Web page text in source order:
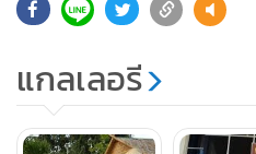
ขณะเดียวกัน ลุงจรูญ เตรียมที่จ
ด้วย ครูปรีชา เจ๊บ้าบิ่น เจ๊พัช เจ๊เ
อีกหรือไม่นั้นจะต้องไปปรึกษากั
ทั้ง 5 รายได้ประมาณต้นปี 64
แกลเลอรี